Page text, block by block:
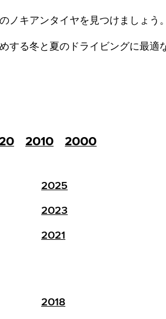
ノキアンタイヤを見つけましょう。
する冬と夏のドライビングに最適
2010
2000
2025
2023
2021
2018